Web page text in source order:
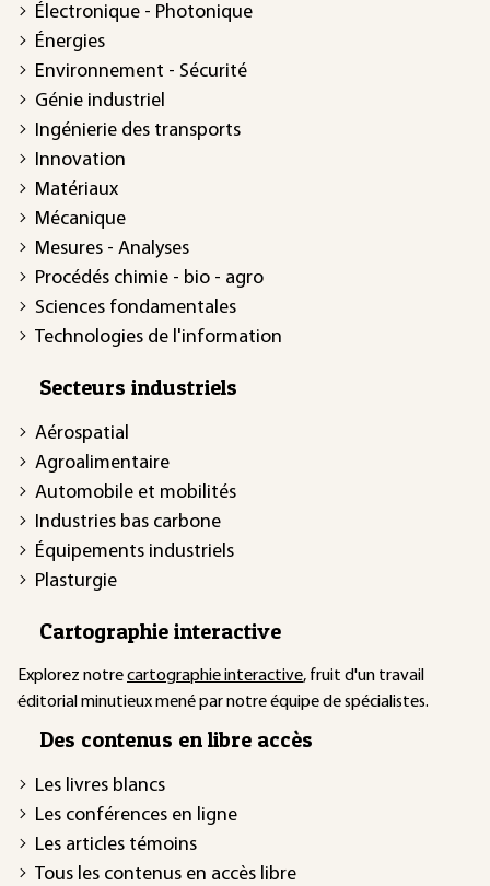
Électronique - Photonique
Énergies
Environnement - Sécurité
Génie industriel
Ingénierie des transports
Innovation
Matériaux
Mécanique
Mesures - Analyses
Procédés chimie - bio - agro
Sciences fondamentales
Technologies de l'information
Secteurs industriels
Aérospatial
Agroalimentaire
Automobile et mobilités
Industries bas carbone
Équipements industriels
Plasturgie
Cartographie interactive
Explorez notrecartographie interactive, fruit d'un travail
éditorial minutieux mené par notre équipe de spécialistes.
Des contenus en libre accès
Les livres blancs
Les conférences en ligne
Les articles témoins
Tous les contenus en accès libre